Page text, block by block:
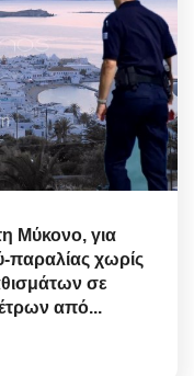
Μύκονο, για
παραλίας χωρίς
σε
από...